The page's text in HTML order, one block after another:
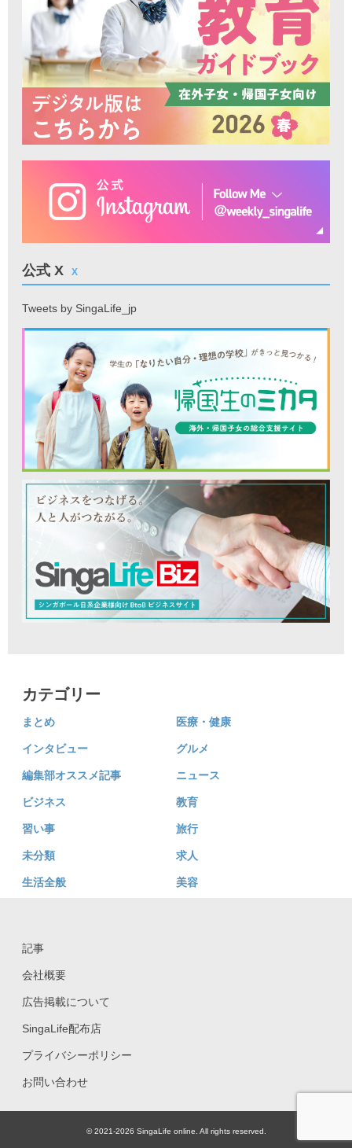
公式 X X
Tweets by SingaLife_jp
カテゴリー
まとめ 医療・健康
インタビュー グルメ
編集部オススメ記事 ニュース
ビジネス 教育
習い事 旅行
未分類 求人
生活全般 美容
記事
会社概要
広告掲載について
SingaLife配布店
プライバシーポリシー
お問い合わせ
© 2021-2026 SingaLife online. All rights reserved.